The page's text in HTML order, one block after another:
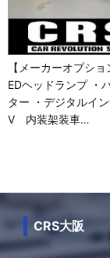
【メーカーオプシ
EDヘッドランプ ・
ター ・デジタルイ
Ⅴ 内装架装車…
CRS大阪